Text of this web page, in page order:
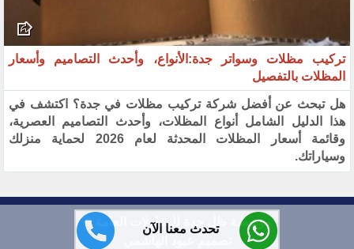
تحدث معنا الآن
تركيب مظلات وسواتر جدة:الأنواع، وأحدث التصاميم وأسعار
المظلات بالتفصيل
هل تبحث عن أفضل شركة تركيب مظلات في جدة؟ اكتشف في
هذا الدليل الشامل أنواع المظلات، وأحدث التصاميم العصرية،
وقائمة أسعار المظلات المحدثة لعام 2026 لحماية منزلك
وسياراتك.
مؤسسة ظل جدة للمقاولات العامة ©